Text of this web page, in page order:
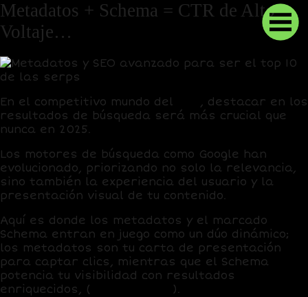
Metadatos + Schema = CTR de Alto
Voltaje…
En el competitivo mundo del
, destacar en los
resultados de búsqueda será más crucial que
nunca en 2025.
Los motores de búsqueda como Google han
evolucionado, priorizando no solo la relevancia,
sino también la experiencia del usuario y la
presentación visual de tu contenido.
Aquí es donde los metadatos y el marcado
Schema entran en juego como un dúo dinámico;
los metadatos son tu carta de presentación
para captar clics, mientras que el Schema
potencia tu visibilidad con resultados
enriquecidos, ( ).